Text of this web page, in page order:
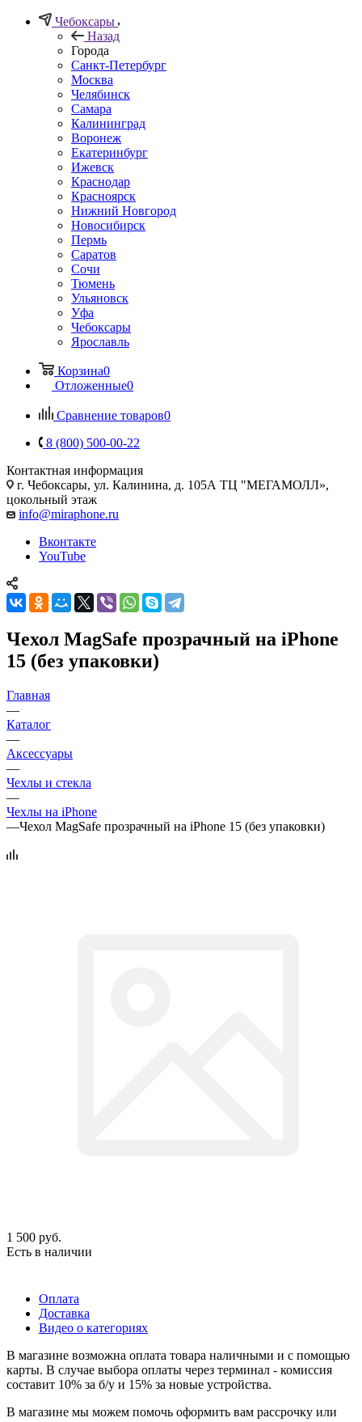
Чебоксары
Назад
Города
Санкт-Петербург
Москва
Челябинск
Самара
Калининград
Воронеж
Екатеринбург
Ижевск
Краснодар
Красноярск
Нижний Новгород
Новосибирск
Пермь
Саратов
Сочи
Тюмень
Ульяновск
Уфа
Чебоксары
Ярославль
Корзина0
Отложенные0
Сравнение товаров0
8 (800) 500-00-22
Контактная информация
г. Чебоксары, ул. Калинина, д. 105А ТЦ "МЕГАМОЛЛ»,
цокольный этаж
info@miraphone.ru
Вконтакте
YouTube
Чехол MagSafe прозрачный на iPhone
15 (без упаковки)
Главная
—
Каталог
—
Аксессуары
—
Чехлы и стекла
—
Чехлы на iPhone
—Чехол MagSafe прозрачный на iPhone 15 (без упаковки)
1 500 руб.
Есть в наличии
Оплата
Доставка
Видео о категориях
В магазине возможна оплата товара наличными и с помощью
карты. В случае выбора оплаты через терминал - комиссия
составит 10% за б/у и 15% за новые устройства.
В магазине мы можем помочь оформить вам рассрочку или